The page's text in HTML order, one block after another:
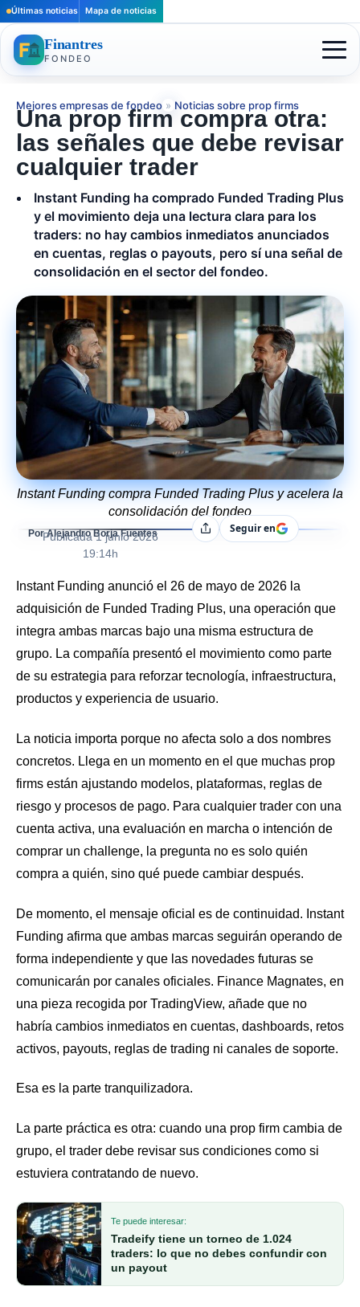
Últimas noticias Mapa de noticias
Finantres
FONDEO
Mejores empresas de fondeo » Noticias sobre prop firms
Una prop firm compra otra:
las señales que debe revisar
cualquier trader
Instant Funding ha comprado Funded Trading Plus
y el movimiento deja una lectura clara para los
traders: no hay cambios inmediatos anunciados
en cuentas, reglas o payouts, pero sí una señal de
consolidación en el sector del fondeo.
Instant Funding compra Funded Trading Plus y acelera la
consolidación del fondeo
Por Alejandro Borja Fuentes
Publicada 1 junio 2026
19:14h
CompartirSeguir en
Instant Funding anunció el 26 de mayo de 2026 la
adquisición de Funded Trading Plus, una operación que
integra ambas marcas bajo una misma estructura de
grupo. La compañía presentó el movimiento como parte
de su estrategia para reforzar tecnología, infraestructura,
productos y experiencia de usuario.
La noticia importa porque no afecta solo a dos nombres
concretos. Llega en un momento en el que muchas prop
firms están ajustando modelos, plataformas, reglas de
riesgo y procesos de pago. Para cualquier trader con una
cuenta activa, una evaluación en marcha o intención de
comprar un challenge, la pregunta no es solo quién
compra a quién, sino qué puede cambiar después.
De momento, el mensaje oficial es de continuidad. Instant
Funding afirma que ambas marcas seguirán operando de
forma independiente y que las novedades futuras se
comunicarán por canales oficiales. Finance Magnates, en
una pieza recogida por TradingView, añade que no
habría cambios inmediatos en cuentas, dashboards, retos
activos, payouts, reglas de trading ni canales de soporte.
Esa es la parte tranquilizadora.
La parte práctica es otra: cuando una prop firm cambia de
grupo, el trader debe revisar sus condiciones como si
estuviera contratando de nuevo.
Te puede interesar:
Tradeify tiene un torneo de 1.024
traders: lo que no debes confundir con
un payout